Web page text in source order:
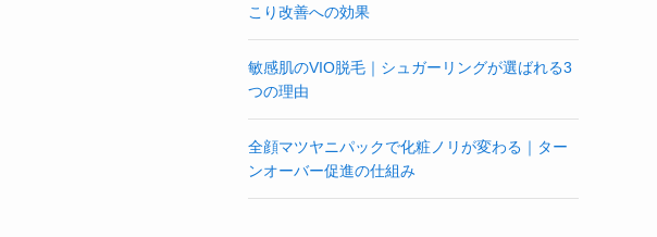
こり改善への効果
敏感肌のVIO脱毛｜シュガーリングが選ばれる3
つの理由
全顔マツヤニパックで化粧ノリが変わる｜ター
ンオーバー促進の仕組み